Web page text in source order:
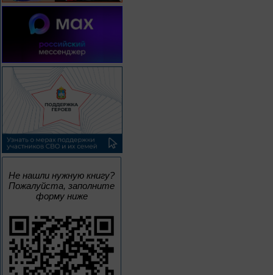
Не нашли нужную книгу?
Пожалуйста, заполните
форму ниже